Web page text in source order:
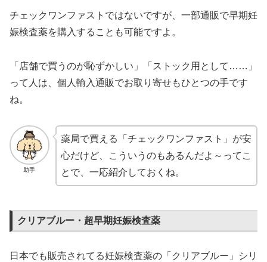
チェックワンファストではないですが、一部通販で早期妊
娠検査薬を購入することも可能ですよ。
「店舗で買うのが恥ずかしい」「ストック用として……」
って人は、個人輸入通販でお取り寄せもひとつの手です
ね。
助手
薬局で買える「チェックワンファスト」が安
心だけど、こういうのもあるんだよ～ってこ
とで、一応紹介しておくね。
クリアブルー・超早期妊娠検査薬
日本でも販売されてる妊娠検査薬の「クリアブルー」シリ